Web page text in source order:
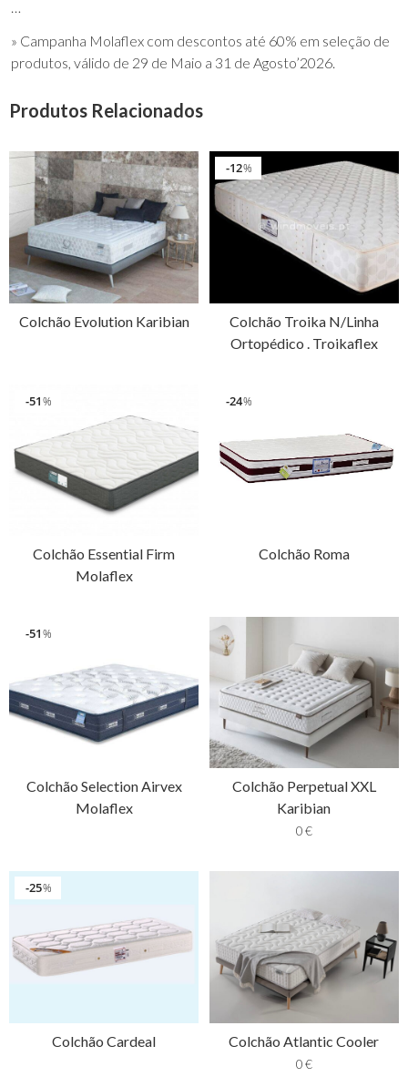
…
» Campanha Molaflex com descontos até 60% em seleção de
produtos, válido de 29 de Maio a 31 de Agosto’2026.
Produtos Relacionados
Colchão Evolution Karibian
%
12
Colchão Troika N/Linha
Ortopédico . Troikaflex
%
51
Colchão Essential Firm
Molaflex
%
24
Colchão Roma
%
51
Colchão Selection Airvex
Molaflex
Colchão Perpetual XXL
Karibian
0€
%
25
Colchão Cardeal Colchão Atlantic Cooler
0€